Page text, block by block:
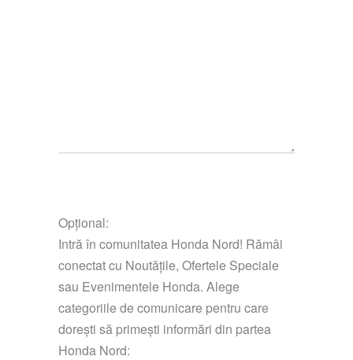
Opțional:
Intră în comunitatea Honda Nord! Rămâi
conectat cu Noutățile, Ofertele Speciale
sau Evenimentele Honda. Alege
categoriile de comunicare pentru care
dorești să primești informări din partea
Honda Nord: